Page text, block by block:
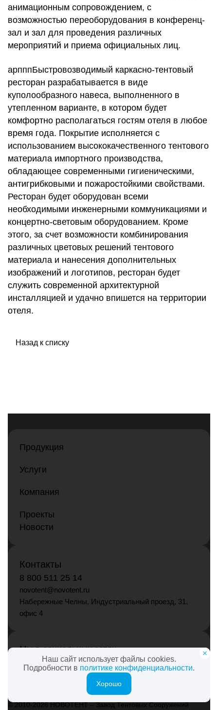
анимационным сопровождением, с
возможностью переоборудования в конференц-
зал и зал для проведения различных
мероприятий и приема официальных лиц.
арпппБыстровозводимый каркасно-тентовый
ресторан разрабатывается в виде
куполообразного навеса, выполненного в
утепленном варианте, в котором будет
комфортно располагаться гостям отеля в любое
время года. Покрытие исполняется с
использованием высококачественного тентового
материала импортного производства,
обладающее современными гигиеническими,
антигрибковыми и пожаростойкими свойствами.
Ресторан будет оборудован всеми
необходимыми инженерными коммуникациями и
концертно-световым оборудованием. Кроме
этого, за счет возможности комбинирования
различных цветовых решений тентового
материала и нанесения дополнительных
изображений и логотипов, ресторан будет
служить современной архитектурной
инсталляцией и удачно впишется на территории
отеля.
Назад к списку
Наш сайт использует файлы cookies.
Подробности в политике конфиденциальности.
Хорошо
Продукция
Услуги
Компания
Проекты
Новости
Контакты
8 800 511 25 14
novotent@novotent.ru
Набережные Челны, Индустриальный проезд, 31,
офис 4
Мы в социальных сетях
© 2010-2026 НОВОТЕНТ – Завод Тентовых Сооружений